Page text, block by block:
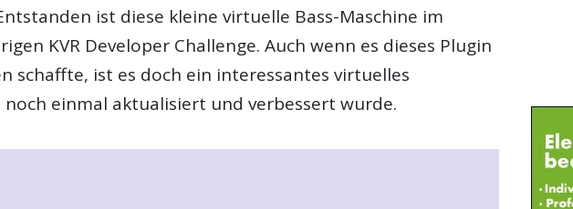
ist diese kleine virtuelle Bass-Maschine im
KVR Developer Challenge. Auch wenn es dieses Plugin
schaffte, ist es doch ein interessantes virtuelles
einmal aktualisiert und verbessert wurde.